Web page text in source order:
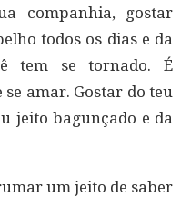
companhia, gostar
todos os dias e da
tem se tornado. É
amar. Gostar do teu
jeito bagunçado e da
um jeito de saber